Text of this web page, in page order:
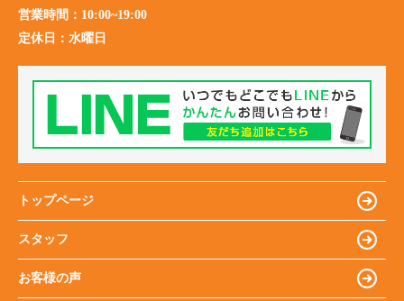
営業時間： 10:00~19:00
定休日： 水曜日
トップページ
スタッフ
お客様の声